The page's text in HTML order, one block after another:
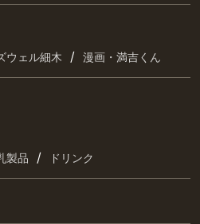
ウェル細木 / 漫画・満吉くん
製品 / ドリンク